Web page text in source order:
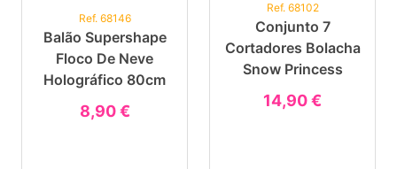
Ref. 68146
Balão Supershape
Floco De Neve
Holográfico 80cm
8,90 €
Ref. 68102
Conjunto 7
Cortadores Bolacha
Snow Princess
14,90 €